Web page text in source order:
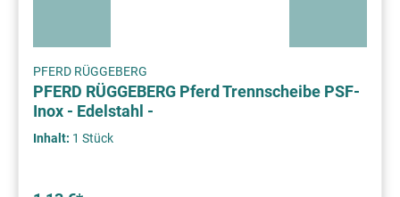
PFERD RÜGGEBERG
PFERD RÜGGEBERG Pferd Trennscheibe PSF-
Inox - Edelstahl -
Inhalt: 1 Stück